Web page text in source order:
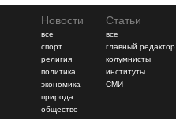
Новости
все
спорт
религия
политика
экономика
природа
общество
Статьи
все
главный редактор
колумнисты
институты
СМИ